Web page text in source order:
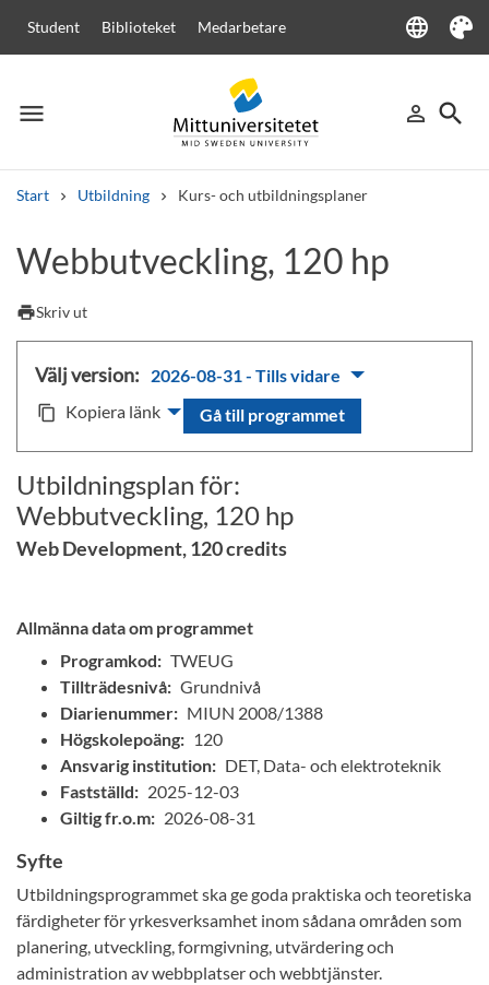
Student Biblioteket Medarbetare language
Language
Tema
menu
Meny person_outline
Logga in
search
Sök
Start Utbildning Kurs- och utbildningsplaner
Andra söktjänster
Kurser och program
Webbutveckling, 120 hp
printSkriv ut
Välj version: 2026-08-31 - Tills vidare
content_copy Kopiera länk Gå till programmet
Utbildningsplan för:
Webbutveckling, 120 hp
Web Development, 120 credits
Allmänna data om programmet
Programkod: TWEUG
Tillträdesnivå: Grundnivå
Diarienummer: MIUN 2008/1388
Högskolepoäng: 120
Ansvarig institution: DET, Data- och elektroteknik
Fastställd: 2025-12-03
Giltig fr.o.m: 2026-08-31
Syfte
Utbildningsprogrammet ska ge goda praktiska och teoretiska
färdigheter för yrkesverksamhet inom sådana områden som
planering, utveckling, formgivning, utvärdering och
administration av webbplatser och webbtjänster.